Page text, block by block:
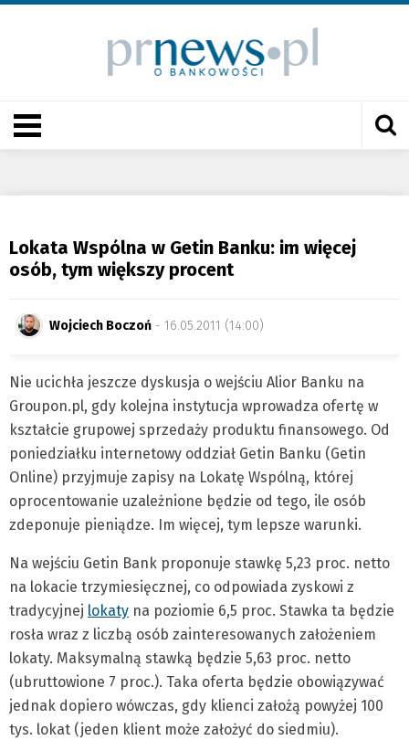
Lokata Wspólna w Getin Banku: im więcej
osób, tym większy procent
Wojciech Boczoń - 16.05.2011 (14:00)
Nie ucichła jeszcze dyskusja o wejściu Alior Banku na
Groupon.pl, gdy kolejna instytucja wprowadza ofertę w
kształcie grupowej sprzedaży produktu finansowego. Od
poniedziałku internetowy oddział Getin Banku (Getin
Online) przyjmuje zapisy na Lokatę Wspólną, której
oprocentowanie uzależnione będzie od tego, ile osób
zdeponuje pieniądze. Im więcej, tym lepsze warunki.
Na wejściu Getin Bank proponuje stawkę 5,23 proc. netto
na lokacie trzymiesięcznej, co odpowiada zyskowi z
tradycyjnej lokaty na poziomie 6,5 proc. Stawka ta będzie
rosła wraz z liczbą osób zainteresowanych założeniem
lokaty. Maksymalną stawką będzie 5,63 proc. netto
(ubruttowione 7 proc.). Taka oferta będzie obowiązywać
jednak dopiero wówczas, gdy klienci założą powyżej 100
tys. lokat (jeden klient może założyć do siedmiu).